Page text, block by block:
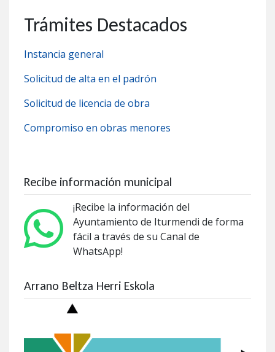
Trámites Destacados
Instancia general
Solicitud de alta en el padrón
Solicitud de licencia de obra
Compromiso en obras menores
Recibe información municipal
¡Recibe la información del
Ayuntamiento de Iturmendi de forma
fácil a través de su Canal de
WhatsApp!
Arrano Beltza Herri Eskola